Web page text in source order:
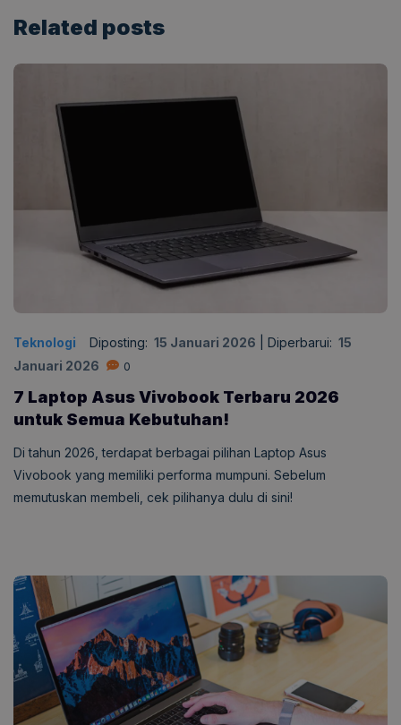
Related posts
Teknologi Diposting: 15 Januari 2026 Diperbarui: 15
Januari 2026
0
7 Laptop Asus Vivobook Terbaru 2026
untuk Semua Kebutuhan!
Di tahun 2026, terdapat berbagai pilihan Laptop Asus
Vivobook yang memiliki performa mumpuni. Sebelum
memutuskan membeli, cek pilihanya dulu di sini!